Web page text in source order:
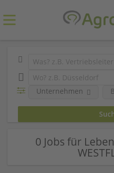
Unternehmen
0 Jobs für